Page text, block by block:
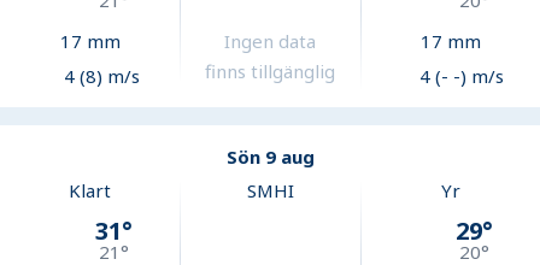
17 mm
4 (8) m/s
Ingen data
finns tillgänglig
17 mm
4 (- -) m/s
Sön 9 aug
Klart
31°
21°
SMHI Yr
29°
20°